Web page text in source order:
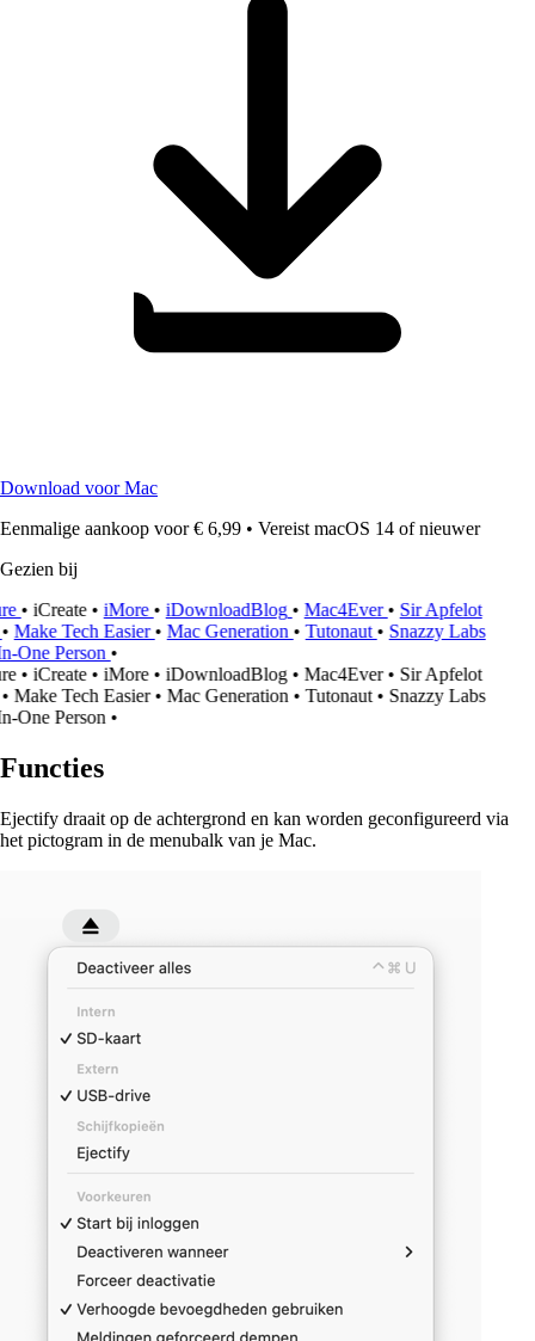
Download voor Mac
Eenmalige aankoop voor € 6,99 • Vereist macOS 14 of nieuwer
Gezien bij
•iCreate•iMore •iDownloadBlog •Mac4Ever •Sir Apfelot
Make Tech Easier •Mac Generation •Tutonaut •Snazzy Labs
One Person •
•iCreate•iMore•iDownloadBlog•Mac4Ever•Sir Apfelot
Make Tech Easier•Mac Generation•Tutonaut•Snazzy Labs
One Person•
Functies
Ejectify draait op de achtergrond en kan worden geconfigureerd via
het pictogram in de menubalk van je Mac.